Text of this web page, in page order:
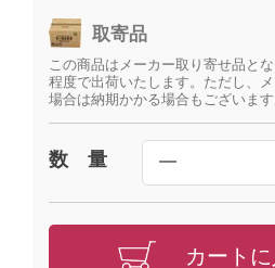
取寄品
この商品はメーカー取り寄せ品と
程度で出荷いたします。ただし、
場合は納期かかる場合もございます
数 量 ━
カート